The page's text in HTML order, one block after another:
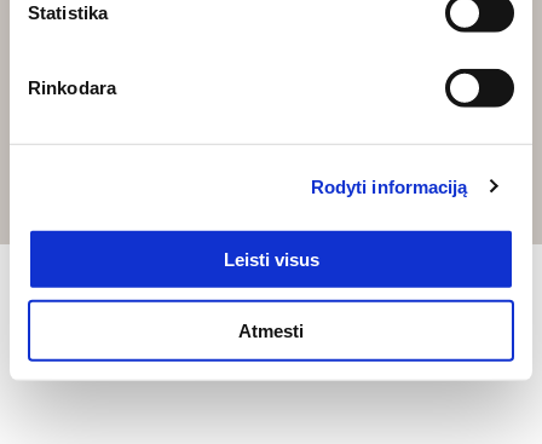
Statistika
Rinkodara
Rodyti informaciją
Leisti visus
Atmesti
e-parduotuve@deinava.lt
By Installments
© Deinavos baldai. All rights reserved, 2026